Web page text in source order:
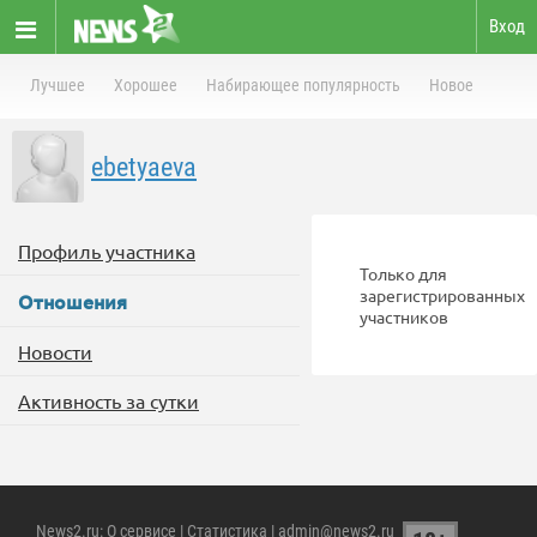
Вход
Лучшее Хорошее Набирающее популярность Новое
ebetyaeva
Профиль участника
Отношения
Новости
Активность за сутки
Только для
зарегистрированных
участников
News2.ru: О сервисе | Статистика | admin@news2.ru